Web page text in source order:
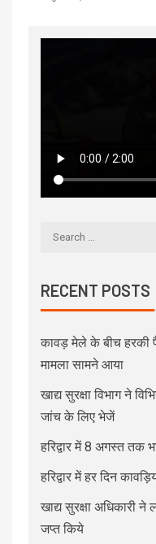
RECENT POSTS
कावड़ मेले के बीच हरकी
मामला सामने आया
खाद्य सुरक्षा विभाग ने
जांच के लिए भेजें
हरिद्वार में 8 अगस्त तक
हरिद्वार में हर दिन
खाद्य सुरक्षा अधिकारी ने
जप्त किये